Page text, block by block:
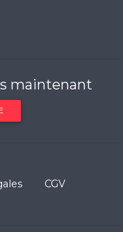
maintenant
CGV